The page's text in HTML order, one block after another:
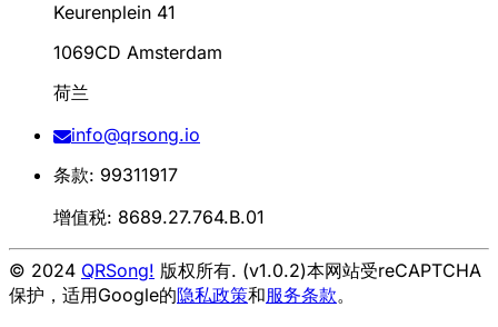
Keurenplein 41
1069CD Amsterdam
荷兰
info@qrsong.io
条款: 99311917
增值税: 8689.27.764.B.01
© 2024 QRSong! 版权所有. (v1.0.2)本网站受reCAPTCHA
保护，适用Google的隐私政策和服务条款。